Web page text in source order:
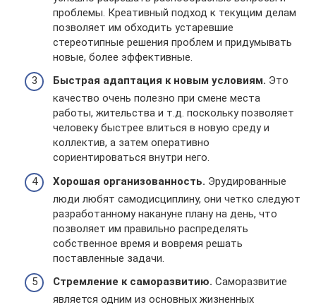
проблемы. Креативный подход к текущим делам
позволяет им обходить устаревшие
стереотипные решения проблем и придумывать
новые, более эффективные.
Быстрая адаптация к новым условиям. Это
качество очень полезно при смене места
работы, жительства и т.д. поскольку позволяет
человеку быстрее влиться в новую среду и
коллектив, а затем оперативно
сориентироваться внутри него.
Хорошая организованность. Эрудированные
люди любят самодисциплину, они четко следуют
разработанному накануне плану на день, что
позволяет им правильно распределять
собственное время и вовремя решать
поставленные задачи.
Стремление к саморазвитию. Саморазвитие
является одним из основных жизненных